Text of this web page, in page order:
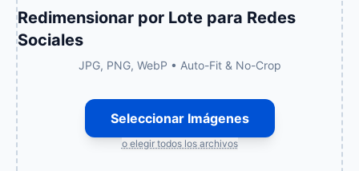
Redimensionar por Lote para Redes
Sociales
JPG, PNG, WebP • Auto-Fit & No-Crop
Seleccionar Imágenes
o elegir todos los archivos